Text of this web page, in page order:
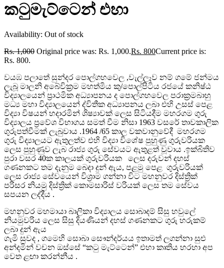
කටුමැට්ටෙන් එහා
Availability: Out of stock
Rs.1,000 Original price was: Rs. 1,000.Rs. 800Current price is:
Rs. 800.
වයඹ පලාතේ සුන්දර පොල්ගහවෙල ,වැල්ලෑව නම් ගමේ ජන්මය
ලැබූ මාලනි අබේවික්‍රම මහත්මිය කු/පොල්පිටිය රජයේ කනිෂ්ඨ
විද්‍යාලයෙන් ප්‍රාථමික අධ්‍යාපනය ද පොල්ගහවෙල පරාක්‍රමබාහු
මධ්‍ය මහා විද්‍යාලයෙන් ද්විතීක අධ්‍යාපනය ලබා එහි උසස් පෙළ
විද්‍යා විෂයන් හදාරමින් ශිෂ්‍යාවක් ලෙස සිටියදීම මහරගම ගුරු
විද්‍යාලය ප්‍රවේශ විභාගය සමත් වීම නිසා 1963 වසරේ තාවකාලික
ගුරුපත්වීමක් ලැබුවාය .1964 /65 කාල වකවානුවේදී මහරගම
ගුරු විද්‍යාලයට ඇතුලත්ව එහි විද්‍යා විශේෂ පුහුණු ගුරුවරියක
ලෙස පුහුණුව ලැබ රාජ්‍ය ගුරු සේවයට ඇතුළත් වූවාය .ඉක්බිතිව
පුරා වසර 40ක කාලයක් ගුරුවරියක ලෙස දරුවන් දහස්
ගණනකට තම දැනුම බෙදා දුන් ඇය, පළමු පෙළ ගුරුවරියක්
ලෙස රාජ්‍ය සේවයෙන් විශ්‍රාම ගන්නා විට මහනුවර දිස්ත්‍රික්
පරිසර නියමු දිස්ත්‍රික් කොමසාරිස් වරියක් ලෙස තම සේවය
සපයන ලද්දීය .
මහනුවර මහමායා බාලිකා විද්‍යාලය සොබාදම් සිසු හවුලේ
නියමුවරිය ලෙස සිසු දියණියන් දහස් ගණනකට ගුරු හරුකම්
ලබා දුන් ඇය
ගැමි සුවද , ගමෙහි සොබා සෞන්දර්යය ඉතාමත් ලගන්නා සුළු
අන්දමින් වචන ඔස්සේ “කටු මැට්ටෙන්” එහා කෘතිය හරහා අප
වෙත ළඟා කරන්නීය .